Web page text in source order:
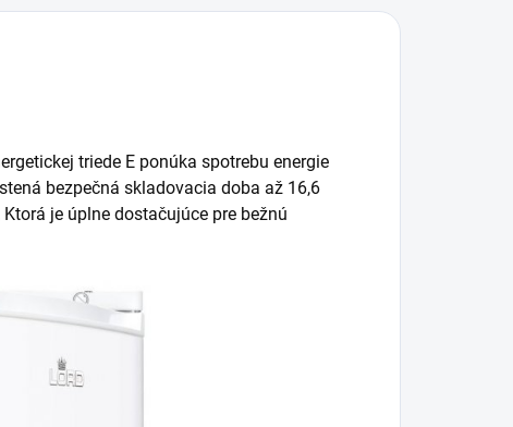
triede E ponúka spotrebu energie
bezpečná skladovacia doba až 16,6
je úplne dostačujúce pre bežnú